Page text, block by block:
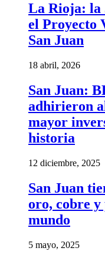
La Rioja: la
el Proyecto
San Juan
18 abril, 2026
San Juan:
adhirieron
mayor
historia
12 diciembre, 2025
San Juan
oro, cobre y
mundo
5 mayo, 2025